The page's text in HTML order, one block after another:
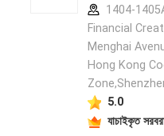
1404-
Financial
Menghai
Hong Kong
5.0
যাচাইকৃত